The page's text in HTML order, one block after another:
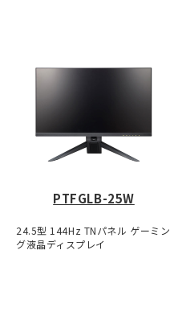
PTFGLB-25W
24.5型 144Hz TNパネル ゲーミン
グ液晶ディスプレイ